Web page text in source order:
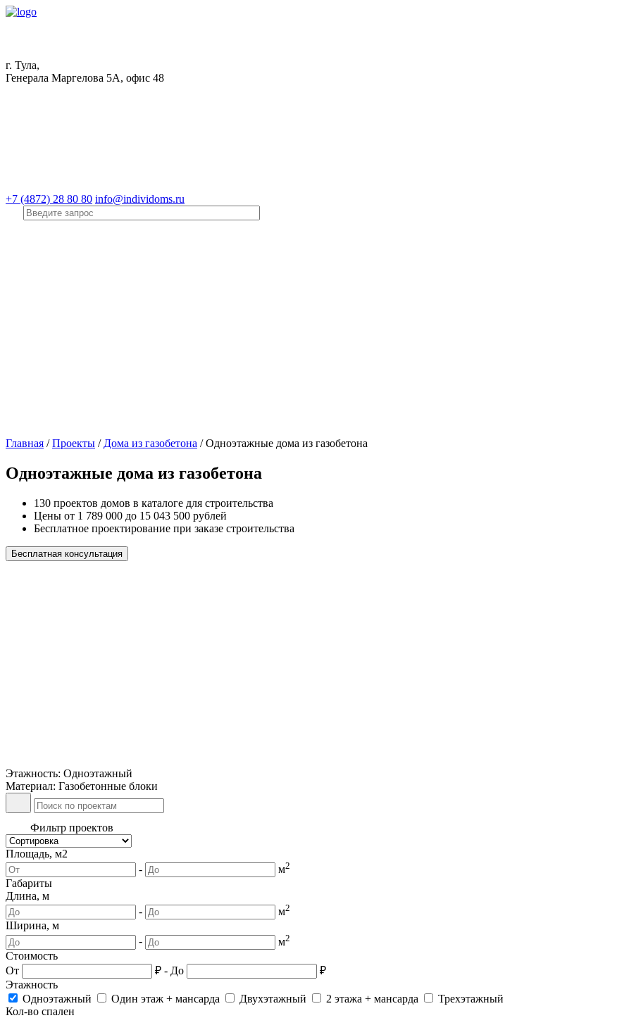
г. Тула,
Генерала Маргелова 5А, офис 48
+7 (4872) 28 80 80 info@individoms.ru
Главная /Проекты / Дома из газобетона /Одноэтажные дома из газобетона
Одноэтажные дома из газобетона
130 проектов домов в каталоге для строительства
Цены от 1 789 000 до 15 043 500 рублей
Бесплатное проектирование при заказе строительства
Бесплатная консультация
Этажность: Одноэтажный
Материал: Газобетонные блоки
Фильтр проектов
Площадь, м2
-
м2
Габариты
Длина, м
-
м2
Ширина, м
-
м2
Стоимость
От
₽ - До
₽
Этажность
Одноэтажный
Один этаж + мансарда Двухэтажный 2 этажа + мансарда
Трехэтажный
Кол-во спален